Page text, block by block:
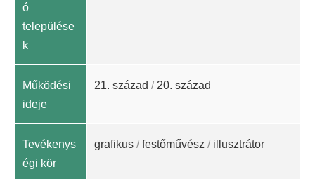
ó
települése
k
Működési
ideje
21. század / 20. század
Tevékenys
égi kör
grafikus /festőművész / illusztrátor